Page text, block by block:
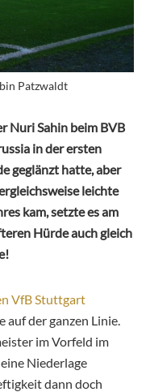
Patzwaldt
Nuri Sahin beim BVB
in der ersten
geglänzt hatte, aber
leichte
kam, setzte es am
Hürde auch gleich
VfB Stuttgart
auf der ganzen Linie.
im Vorfeld im
Niederlage
dann doch